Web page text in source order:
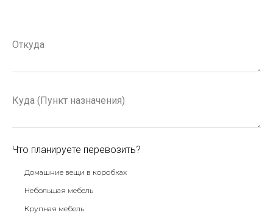
Что планируете перевозить?
Домашние вещи в коробках
Небольшая мебель
Крупная мебель